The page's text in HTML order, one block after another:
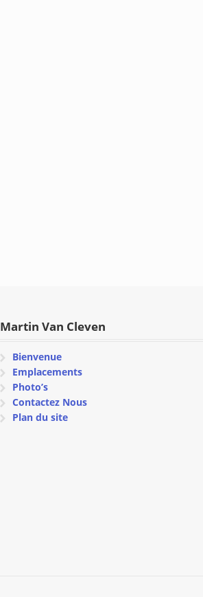
Martin Van Cleven
Bienvenue
Emplacements
Photo’s
Contactez Nous
Plan du site